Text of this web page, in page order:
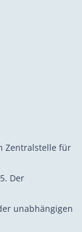
Zentralstelle für
Der
unabhängigen